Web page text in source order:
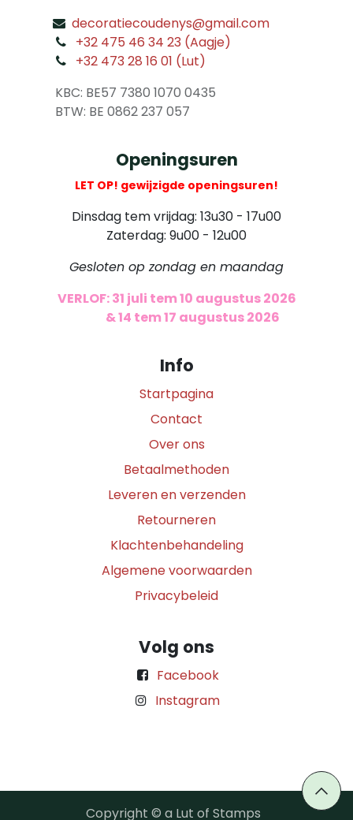
decoratiecoudenys@gmail.com
+32 475 46 34 23 (Aagje)
+32 473 28 16 01 (Lut)
KBC: BE57 7380 1070 0435
​ BTW: BE 0862 237 057
Openingsuren
LET OP! gewijzigde openingsuren!
Dinsdag tem vrijdag: 13u30 - 17u00
Zaterdag: 9u00 - 12u00
Gesloten op zondag en maandag
VERLOF: 31 juli tem 10 augustus 2026
& 14 tem 17 augustus 2026
Info
Startpagina
Contact
Over ons
Betaalmethoden
Leveren en verzenden
Retourneren
Klachtenbehandeling
Algemene voorwaarden
Privacybeleid
Volg ons
Facebook
Instagram
Copyright © a Lut of Stamps